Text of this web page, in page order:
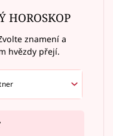
HOROSKOP
znamení a
hvězdy přejí.